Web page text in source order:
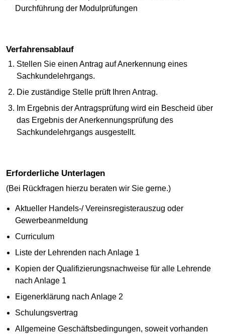
Durchführung der Modulprüfungen
Verfahrensablauf
Stellen Sie einen Antrag auf Anerkennung eines
Sachkundelehrgangs.
Die zuständige Stelle prüft Ihren Antrag.
Im Ergebnis der Antragsprüfung wird ein Bescheid über
das Ergebnis der Anerkennungsprüfung des
Sachkundelehrgangs ausgestellt.
Erforderliche Unterlagen
(Bei Rückfragen hierzu beraten wir Sie gerne.)
Aktueller Handels-/ Vereinsregisterauszug oder
Gewerbeanmeldung
Curriculum
Liste der Lehrenden nach Anlage 1
Kopien der Qualifizierungsnachweise für alle Lehrende
nach Anlage 1
Eigenerklärung nach Anlage 2
Schulungsvertrag
Allgemeine Geschäftsbedingungen, soweit vorhanden